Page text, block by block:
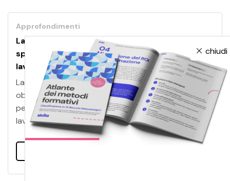
Approfondimenti
La sicurezza su misura: come la formazione
specifica rafforza la salute e la sicurezza sul
lavoro
La salute e la sicurezza sul lavoro non sono solo
obblighi di legge. Sono un elemento fondamentale
per garantire il benessere dei lavoratori e delle
lavoratrici.
chiudi